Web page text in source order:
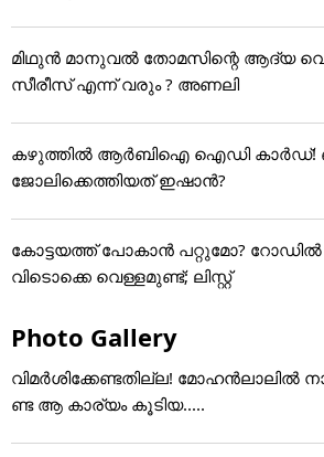
മിഥുൻ മാനുവൽ തോമസിന്റെ ആദ്യ
സീരീസ് എന്ന് വരും ? അണലി
കഴുത്തില്‍ ആര്‍ബിഐ ഐഡി കാര്‍ഡ്!
ജോലിക്കെത്തിയത് ഇഷാന്‍?
കോട്ടയത്ത് പോകാൻ പറ്റുമോ?
വിടൊക്കെ വെള്ളമുണ്ട്; ലിസ്റ്റ്
Photo Gallery
വിമർശിക്കേണ്ടതില്ല! മോഹൻലാലിൽ
ണ്ട ആ കാര്യം കൂടിയ.....